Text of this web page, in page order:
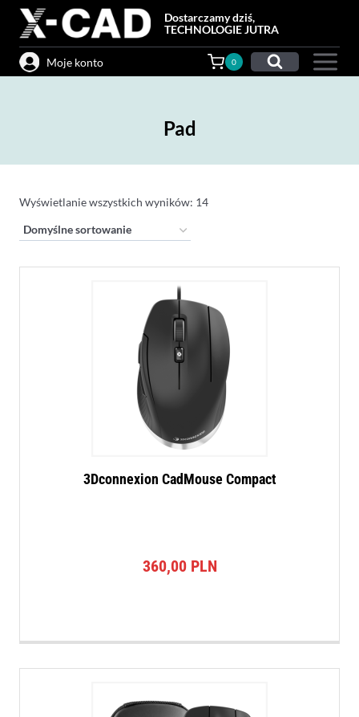
Przejdź
treści
Dostarczamy dziś,
TECHNOLOGIE JUTRA
Moje konto 0
Pad
Wyświetlanie wszystkich wyników: 14
3Dconnexion CadMouse Compact
360,00 PLN